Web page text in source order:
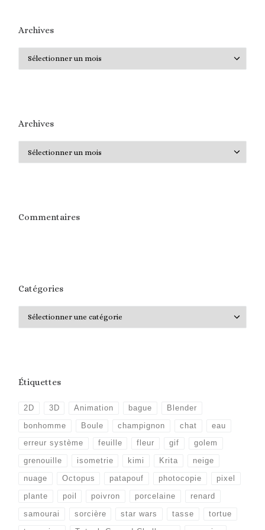
Archives
Archives
Commentaires
Catégories
Étiquettes
2D 3D Animation bague Blender
bonhomme Boule champignon chat eau
erreur système feuille fleur gif golem
grenouille isometrie kimi Krita neige
nuage Octopus patapouf photocopie pixel
plante poil poivron porcelaine renard
samourai sorcière star wars tasse tortue